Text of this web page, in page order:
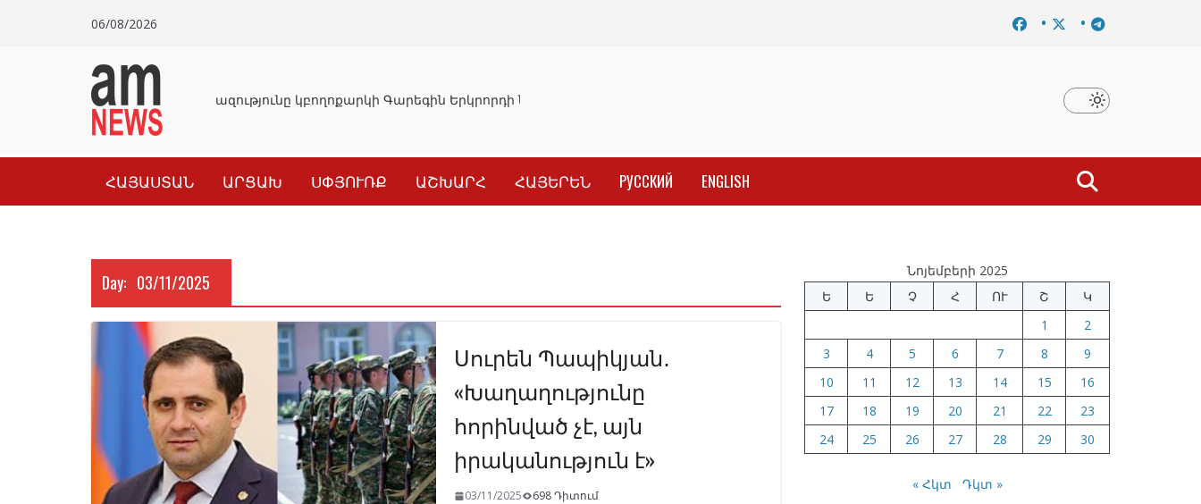
06/08/2026
Դատախազությունը կբողոքարկի Գարեգին Երկրորդի նկատմամբ սահմանափակման վերացման որոշումը Նախկին բարձրաստիճան պաշտոնյաներ են
ՀԱՅԱՍՏԱՆ ԱՐՑԱԽ ՍՓՅՈՒՌՔ ԱՇԽԱՐՀ ՀԱՅԵՐԵՆ РУССКИЙ ENGLISH
Day: 03/11/2025
Սուրեն Պապիկյան․
«Խաղաղությունը
հորինված չէ, այն
իրականություն է»
03/11/2025 698 Դիտում
Նոյեմբերի 2025
Ե
Ե Չ Հ ՈՒ Շ
Կ
1
2
3
4 5 6 7 8
9
10
11 12 13 14 15
16
17
18 19 20 21 22
23
24
25 26 27 28 29 30
« Հկտ Դկտ »